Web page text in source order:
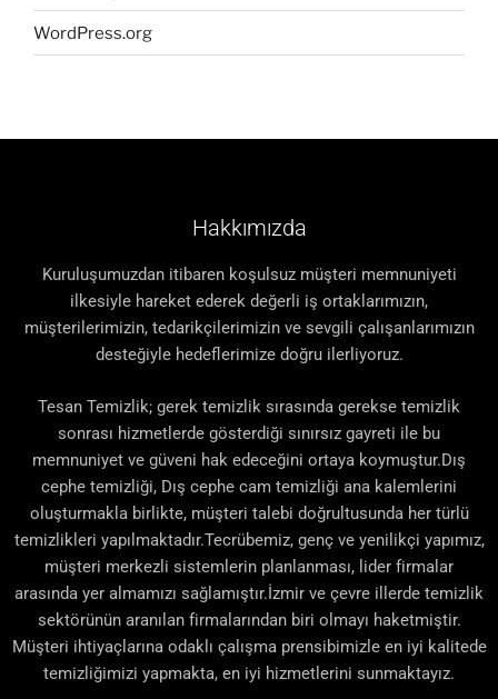
WordPress.org
Hakkımızda
Kuruluşumuzdan itibaren koşulsuz müşteri memnuniyeti
ilkesiyle hareket ederek değerli iş ortaklarımızın,
müşterilerimizin, tedarikçilerimizin ve sevgili çalışanlarımızın
desteğiyle hedeflerimize doğru ilerliyoruz.
Tesan Temizlik; gerek temizlik sırasında gerekse temizlik
sonrası hizmetlerde gösterdiği sınırsız gayreti ile bu
memnuniyet ve güveni hak edeceğini ortaya koymuştur.Dış
cephe temizliği, Dış cephe cam temizliği ana kalemlerini
oluşturmakla birlikte, müşteri talebi doğrultusunda her türlü
temizlikleri yapılmaktadır.Tecrübemiz, genç ve yenilikçi yapımız,
müşteri merkezli sistemlerin planlanması, lider firmalar
arasında yer almamızı sağlamıştır.İzmir ve çevre illerde temizlik
sektörünün aranılan firmalarından biri olmayı haketmiştir.
Müşteri ihtiyaçlarına odaklı çalışma prensibimizle en iyi kalitede
temizliğimizi yapmakta, en iyi hizmetlerini sunmaktayız.